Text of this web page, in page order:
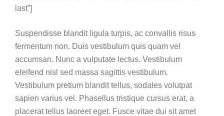
last”]
Suspendisse blandit ligula turpis, ac convallis risus
fermentum non. Duis vestibulum quis quam vel
accumsan. Nunc a vulputate lectus. Vestibulum
eleifend nisl sed massa sagittis vestibulum.
Vestibulum pretium blandit tellus, sodales volutpat
sapien varius vel. Phasellus tristique cursus erat, a
placerat tellus laoreet eget. Fusce vitae dui sit amet